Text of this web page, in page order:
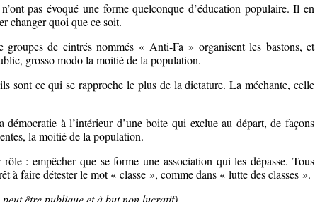
pas évoqué une forme quelconque d’éducation populaire. Il en
changer quoi que ce soit.
groupes de cintrés nommés « Anti-Fa » organisent les bastons, et
grosso modo la moitié de la population.
sont ce qui se rapproche le plus de la dictature. La méchante, celle
à l’intérieur d’une boite qui exclue au départ, de façons
la moitié de la population.
: empêcher que se forme une association qui les dépasse. Tous
à faire détester le mot « classe », comme dans « lutte des classes ».
être publique et à but non lucratif)